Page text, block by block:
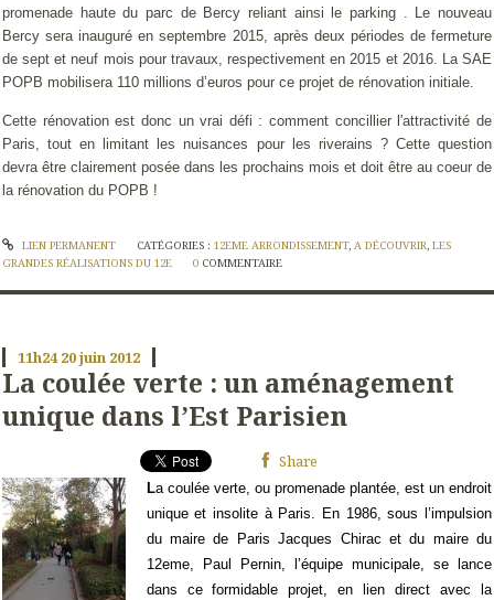
promenade haute du parc de Bercy reliant ainsi le parking . Le nouveau
Bercy sera inauguré en septembre 2015, après deux périodes de fermeture
de sept et neuf mois pour travaux, respectivement en 2015 et 2016. La SAE
POPB mobilisera 110 millions d’euros pour ce projet de rénovation initiale.
Cette rénovation est donc un vrai défi : comment concillier l'attractivité de
Paris, tout en limitant les nuisances pour les riverains ? Cette question
devra être clairement posée dans les prochains mois et doit être au coeur de
la rénovation du POPB !
LIEN PERMANENT CATÉGORIES : 12EME ARRONDISSEMENT, A DÉCOUVRIR, LES
GRANDES RÉALISATIONS DU 12E
0 COMMENTAIRE
11h24 20juin 2012
La coulée verte : un aménagement
unique dans l’Est Parisien
Share
La coulée verte, ou promenade plantée, est un endroit
unique et insolite à Paris. En 1986, sous l’impulsion
du maire de Paris Jacques Chirac et du maire du
12eme, Paul Pernin, l’équipe municipale, se lance
dans ce formidable projet, en lien direct avec la